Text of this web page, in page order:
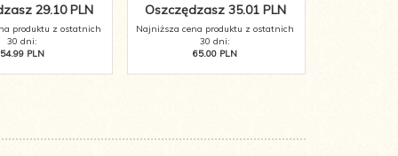
29.10 PLN
produktu z ostatnich
30 dni:
54.99 PLN
Oszczędzasz 35.01 PLN
Najniższa cena produktu z ostatnich
30 dni:
65.00 PLN